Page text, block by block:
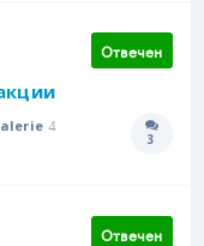
Отвечен
4
3
Отвечен